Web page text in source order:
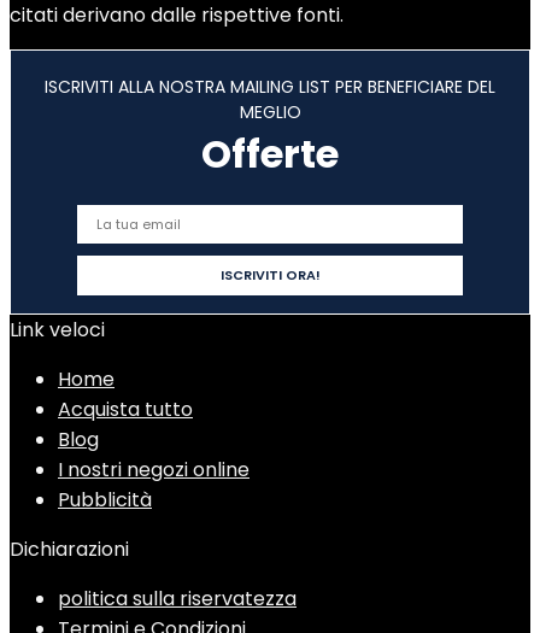
citati derivano dalle rispettive fonti.
ISCRIVITI ALLA NOSTRA MAILING LIST PER BENEFICIARE DEL
MEGLIO
Offerte
Link veloci
Home
Acquista tutto
Blog
I nostri negozi online
Pubblicità
Dichiarazioni
politica sulla riservatezza